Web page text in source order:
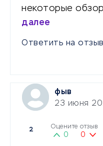
некоторые
далее
Ответить на отзыв
фыв
23 июня
2 Оцените отзыв
0 0